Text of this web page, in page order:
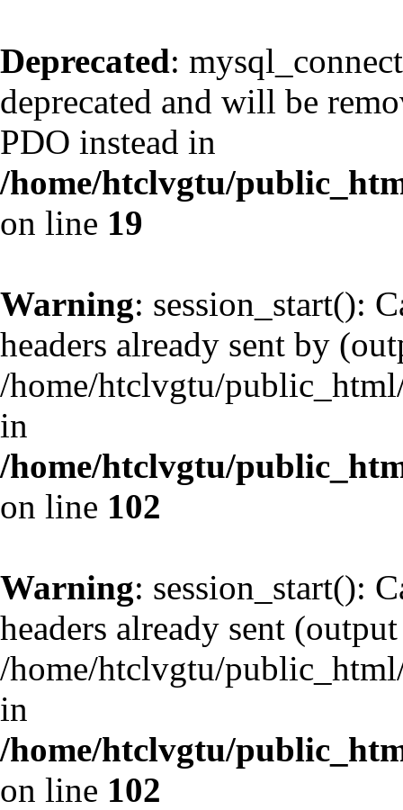
Deprecated:
deprecated and will be
PDO instead in
/home/htclvgtu/
on line 19
Warning: session_start():
headers already sent by
/home/htclvgtu/
in
/home/htclvgtu/
on line 102
Warning: session_start():
headers already sent
/home/htclvgtu/
in
/home/htclvgtu/
on line 102